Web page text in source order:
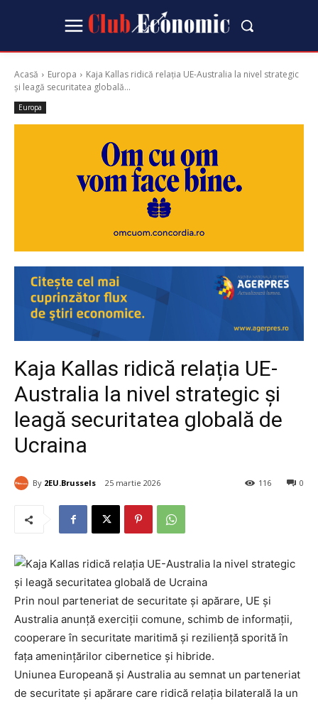
Acasă Europa
Kaja Kallas ridică relația UE-Australia la nivel strategic
și leagă securitatea globală...
Europa
Kaja Kallas ridică relația UE-
Australia la nivel strategic și
leagă securitatea globală de
Ucraina
By 2EU.Brussels 25 martie 2026 0
116
Prin noul parteneriat de securitate și apărare, UE și
Australia anunță exerciții comune, schimb de informații,
cooperare în securitate maritimă și reziliență sporită în
fața amenințărilor cibernetice și hibride.
Uniunea Europeană și Australia au semnat un parteneriat
de securitate și apărare care ridică relația bilaterală la un